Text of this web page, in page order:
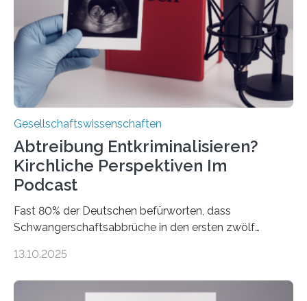
Gesellschaftswissenschaften
Abtreibung Entkriminalisieren?
Kirchliche Perspektiven Im
Podcast
Fast 80% der Deutschen befürworten, dass
Schwangerschaftsabbrüche in den ersten zwölf
doch bleibt das Thema hoch emotional und politisch
einer gesellschaftlichen Spaltung des Landes, und
13.10.2025